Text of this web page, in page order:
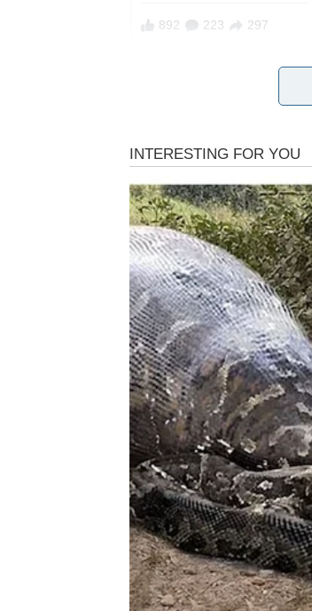
Najbolje bi bilo da sačekate da
Kada vam se desi da vam se
se borite za tu osobu.
Vaša privatnost čini vas
o vašem načinu života.
Ako je lavlja glava prvo što
Ukazuje na to da ste po prirodi
Jako ste pouzdana osoba koja
Imate veliki broj prijateljai ljuidi